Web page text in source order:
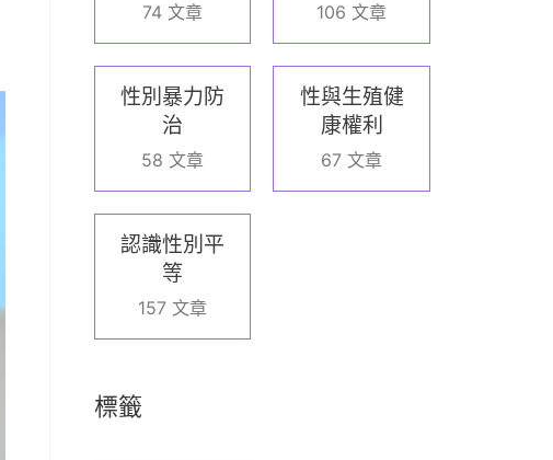
74 文章 106 文章
性別暴力防
治
58 文章
性與生殖健
康權利
67 文章
認識性別平
等
157 文章
標籤